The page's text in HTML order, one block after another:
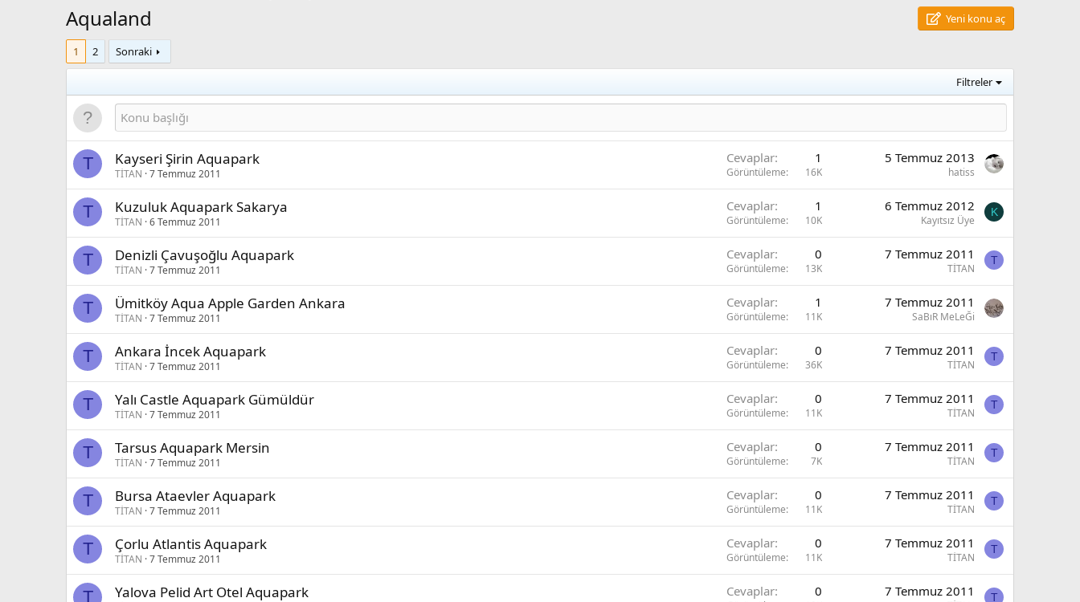
Aqualand Yeni konu aç
1 2 Sonraki
Filtreler
T Kayseri Şirin Aquapark
TİTAN 7 Temmuz 2011
Cevaplar 1
Görüntüleme 16K
5 Temmuz 2013
hatiss
T Kuzuluk Aquapark Sakarya
TİTAN 6 Temmuz 2011
Cevaplar 1
Görüntüleme 10K
6 Temmuz 2012
Kayıtsız Üye
K
T Denizli Çavuşoğlu Aquapark
TİTAN 7 Temmuz 2011
Cevaplar 0
Görüntüleme 13K
7 Temmuz 2011
TİTAN
T
T Ümitköy Aqua Apple Garden Ankara
TİTAN 7 Temmuz 2011
Cevaplar 1
Görüntüleme 11K
7 Temmuz 2011
SaBıR MeLeĞi
T Ankara İncek Aquapark
TİTAN 7 Temmuz 2011
Cevaplar 0
Görüntüleme 36K
7 Temmuz 2011
TİTAN
T
T Yalı Castle Aquapark Gümüldür
TİTAN 7 Temmuz 2011
Cevaplar 0
Görüntüleme 11K
7 Temmuz 2011
TİTAN
T
T Tarsus Aquapark Mersin
TİTAN 7 Temmuz 2011
Cevaplar 0
Görüntüleme 7K
7 Temmuz 2011
TİTAN
T
T Bursa Ataevler Aquapark
TİTAN 7 Temmuz 2011
Cevaplar 0
Görüntüleme 11K
7 Temmuz 2011
TİTAN
T
T Çorlu Atlantis Aquapark
TİTAN 7 Temmuz 2011
Cevaplar 0
Görüntüleme 11K
7 Temmuz 2011
TİTAN
T
T Yalova Pelid Art Otel Aquapark Cevaplar 0 7 Temmuz 2011 T